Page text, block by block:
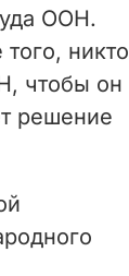
ООН.
никто
чтобы он
решение